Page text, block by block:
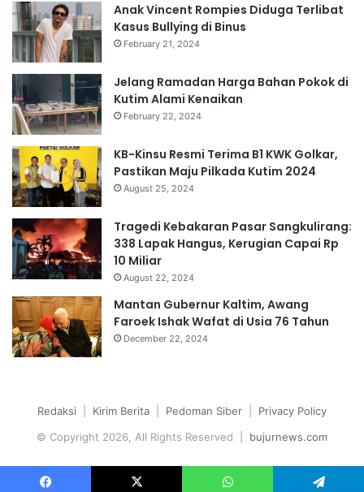
Anak Vincent Rompies Diduga Terlibat
Kasus Bullying di Binus
February 21, 2024
Jelang Ramadan Harga Bahan Pokok di
Kutim Alami Kenaikan
February 22, 2024
KB-Kinsu Resmi Terima B1 KWK Golkar,
Pastikan Maju Pilkada Kutim 2024
August 25, 2024
Tragedi Kebakaran Pasar Sangkulirang:
338 Lapak Hangus, Kerugian Capai Rp
10 Miliar
August 22, 2024
Mantan Gubernur Kaltim, Awang
Faroek Ishak Wafat di Usia 76 Tahun
December 22, 2024
Redaksi Kirim Berita Pedoman Siber
Privacy Policy
© Copyright 2026, All Rights Reserved | bujurnews.com